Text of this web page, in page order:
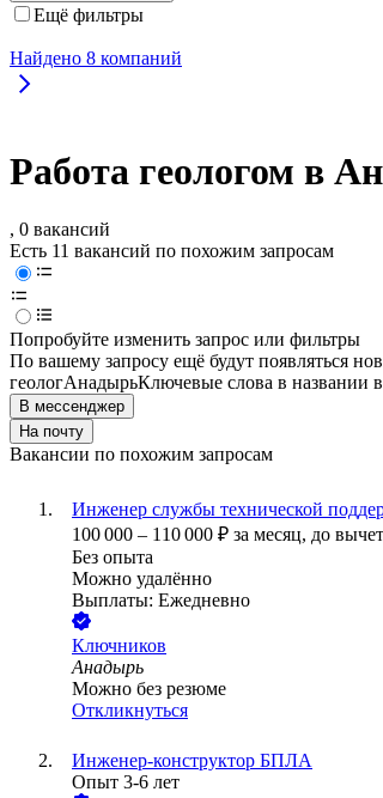
Ещё фильтры
Найдено 8 компаний
Работа геологом в
, 0 вакансий
Есть 11 вакансий по похожим запросам
Попробуйте изменить запрос или фильтры
По вашему запросу ещё будут появляться
геологАнадырьКлючевые слова в названии
В мессенджер
На почту
Вакансии по похожим запросам
Инженер службы технической
100 000 – 110 000 ₽ за месяц, до
Без опыта
Можно удалённо
Выплаты: Ежедневно
Ключников
Анадырь
Можно без резюме
Откликнуться
Инженер-конструктор БПЛА
Опыт 3-6 лет